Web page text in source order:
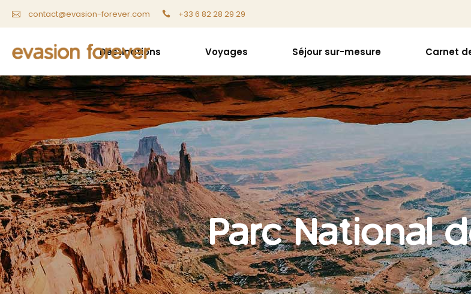
contact@evasion-forever.com +33 6 82 28 29 29
Destinations Voyages Séjour sur-mesure Carnet
Parc National